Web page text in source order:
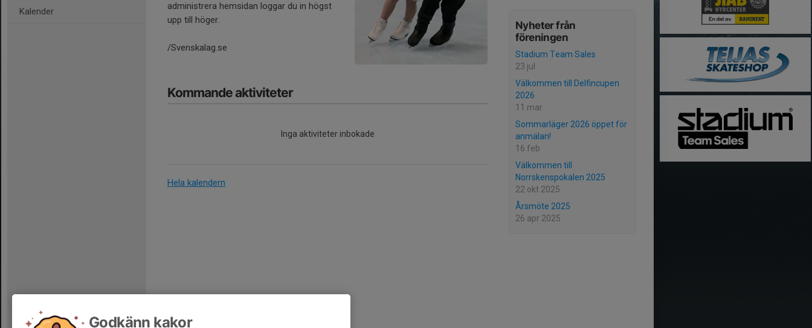
Kalender
Nyheter från
föreningen
Stadium Team Sales
23 jul
Välkommen till Delfincupen
2026
11 mar
Sommarläger 2026 öppet för
anmälan!
16 feb
Välkommen till
Norrskenspokalen 2025
22 okt 2025
Årsmöte 2025
26 apr 2025
administrera hemsidan loggar du in högst
upp till höger.
/Svenskalag.se
Kommande aktiviteter
Inga aktiviteter inbokade
Hela kalendern
Godkänn kakor